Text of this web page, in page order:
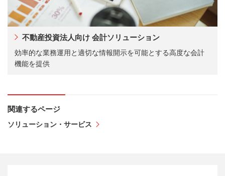
不動産投資法人向け 会計ソリューション
効率的な業務運用と適切な情報開示を可能とする高度な会計
機能を提供
関連するページ
ソリューション・サービス